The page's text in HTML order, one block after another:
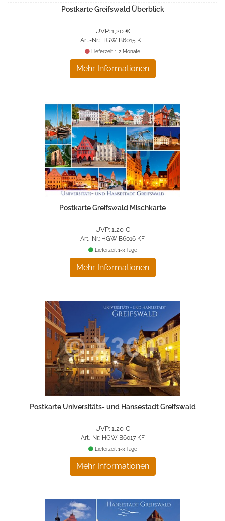
Postkarte Greifswald Überblick
UVP: 1,20 €
Art.-Nr.: HGW B6015 KF
Mehr Informationen
Lieferzeit 1-2 Monate
Postkarte Greifswald Mischkarte
UVP: 1,20 €
Art.-Nr.: HGW B6016 KF
Mehr Informationen
Lieferzeit 1-3 Tage
Postkarte Universitäts- und Hansestadt Greifswald
UVP: 1,20 €
Art.-Nr.: HGW B6017 KF
Mehr Informationen
Lieferzeit 1-3 Tage